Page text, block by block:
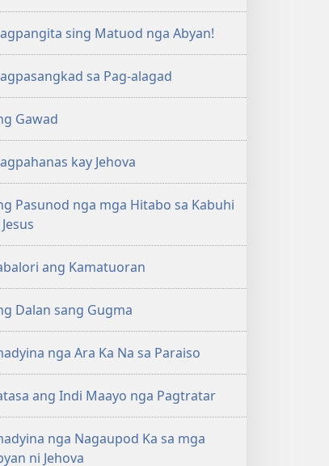
sing Matuod nga Abyan!
sa Pag-alagad
Gawad
kay Jehova
Pasunod nga mga Hitabo sa Kabuhi
ang Kamatuoran
Dalan sang Gugma
nga Ara Ka Na sa Paraiso
ang Indi Maayo nga Pagtratar
nga Nagaupod Ka sa mga
ni Jehova